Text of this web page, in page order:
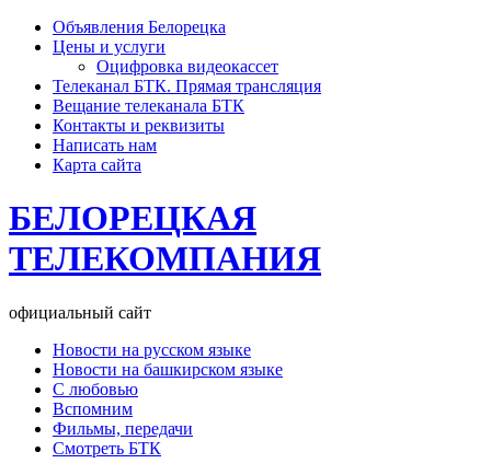
Объявления Белорецка
Цены и услуги
Оцифровка видеокассет
Телеканал БТК. Прямая трансляция
Вещание телеканала БТК
Контакты и реквизиты
Написать нам
Карта сайта
БЕЛОРЕЦКАЯ
ТЕЛЕКОМПАНИЯ
официальный сайт
Новости на русском языке
Новости на башкирском языке
С любовью
Вспомним
Фильмы, передачи
Смотреть БТК